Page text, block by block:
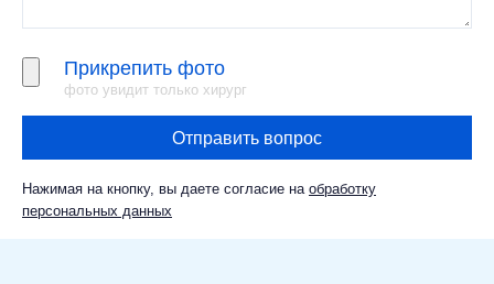
Прикрепить фото
фото увидит только хирург
Отправить вопрос
Нажимая на кнопку, вы даете согласие на обработку
персональных данных